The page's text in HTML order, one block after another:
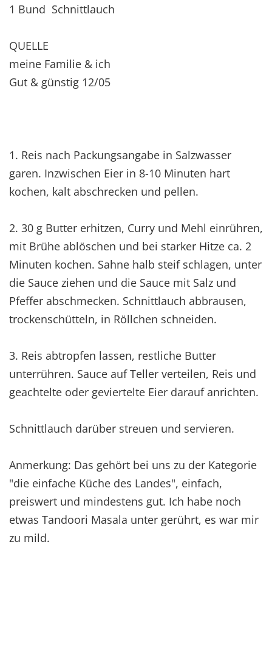
1 Bund Schnittlauch
QUELLE
meine Familie & ich
Gut & günstig 12/05
1. Reis nach Packungsangabe in Salzwasser
garen. Inzwischen Eier in 8-10 Minuten hart
kochen, kalt abschrecken und pellen.
2. 30 g Butter erhitzen, Curry und Mehl einrühren,
mit Brühe ablöschen und bei starker Hitze ca. 2
Minuten kochen. Sahne halb steif schlagen, unter
die Sauce ziehen und die Sauce mit Salz und
Pfeffer abschmecken. Schnittlauch abbrausen,
trockenschütteln, in Röllchen schneiden.
3. Reis abtropfen lassen, restliche Butter
unterrühren. Sauce auf Teller verteilen, Reis und
geachtelte oder geviertelte Eier darauf anrichten.
Schnittlauch darüber streuen und servieren.
Anmerkung: Das gehört bei uns zu der Kategorie
"die einfache Küche des Landes", einfach,
preiswert und mindestens gut. Ich habe noch
etwas Tandoori Masala unter gerührt, es war mir
zu mild.